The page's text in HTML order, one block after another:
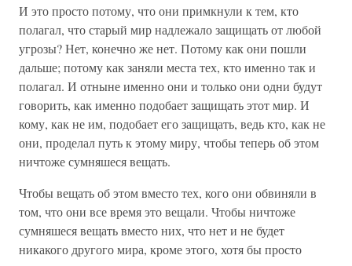
И это просто потому, что они примкнули к тем, кто
полагал, что старый мир надлежало защищать от любой
угрозы? Нет, конечно же нет. Потому как они пошли
дальше; потому как заняли места тех, кто именно так и
полагал. И отныне именно они и только они одни будут
говорить, как именно подобает защищать этот мир. И
кому, как не им, подобает его защищать, ведь кто, как не
они, проделал путь к этому миру, чтобы теперь об этом
ничтоже сумняшеся вещать.
Чтобы вещать об этом вместо тех, кого они обвиняли в
том, что они все время это вещали. Чтобы ничтоже
сумняшеся вещать вместо них, что нет и не будет
никакого другого мира, кроме этого, хотя бы просто